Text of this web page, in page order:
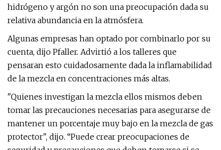
hidrógeno y argón no son una preocupación dada su
relativa abundancia en la atmósfera.
Algunas empresas han optado por combinarlo por su
cuenta, dijo Pfaller. Advirtió a los talleres que
pensaran esto cuidadosamente dada la inflamabilidad
de la mezcla en concentraciones más altas.
"Quienes investigan la mezcla ellos mismos deben
tomar las precauciones necesarias para asegurarse de
mantener un porcentaje muy bajo en la mezcla de gas
protector", dijo. “Puede crear preocupaciones de